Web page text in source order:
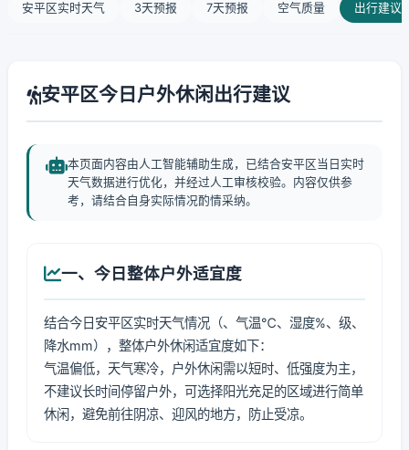
安平区实时天气 3天预报 7天预报 空气质量 出行建议
安平区今日户外休闲出行建议
本页面内容由人工智能辅助生成，已结合安平区当日实时
天气数据进行优化，并经过人工审核校验。内容仅供参
考，请结合自身实际情况酌情采纳。
一、今日整体户外适宜度
结合今日安平区实时天气情况（、气温℃、湿度%、级、
降水mm），整体户外休闲适宜度如下：
气温偏低，天气寒冷，户外休闲需以短时、低强度为主，
不建议长时间停留户外，可选择阳光充足的区域进行简单
休闲，避免前往阴凉、迎风的地方，防止受凉。